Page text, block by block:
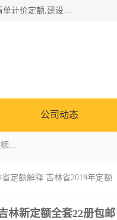
北京北腾文化发展有限公司：主营31个省建设工程预算书,工程预算软件,工程计价依据,工程造价定额,工程量清单计价定额,建设工程量消耗量定额,各行业工程预算定额,铁路定额,电力定额,矿山定额,*,黄金定额,钢铁企业检修定额,中石化安装检修定额,煤矿图书,医院书籍等.诚信的经营，在发展的同时公司不忘不断总结不断优化为客户的服务，和一如既往的热情赢得了新老客户的极高评价及青睐。
公司动态
北京北腾文化发展有限公司：主营31个省建设工程预算书,工程预算软件,工程计价依据,工程造价定额,工程量清单计价定额,建设工程量消耗量定额,各行业工程预算定额,铁路定额,电力定额,矿山定额,*,黄金定额,钢铁企业检修定额,中石化安装检修定额,煤矿图书,医院书籍等.诚信的经营，在发展的同时公司不忘不断总结不断优化为客户的服务，和一如既往的热情赢得了新老客户的极高评价及青睐。
定额解释 吉林省2019年定额
林新定额全套22册包